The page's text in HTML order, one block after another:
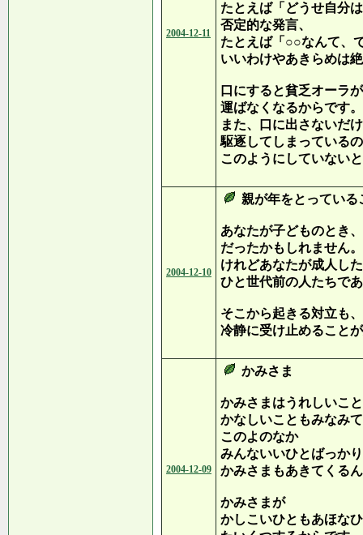
2004-12-11
たとえば「どうせ自分
否定的な発言、
たとえば「○○なんて、
いいわけやあきらめは
口にすると貧乏オーラ
運ばなくなるからです。
また、口に出さないだ
駆逐してしまっている
このようにしていない
2004-12-10
親が年をとっている
あなたが子どものとき
だったかもしれません。
けれどあなたが成人し
ひと世代前の人たちで
そこから起きる対立も、
冷静に受け止めること
2004-12-09
かみさま
かみさまはうれしいこ
かなしいこともみなみ
このよのなか
みんないいひとばっか
かみさまもあきてくる
かみさまが
かしこいひともあほな